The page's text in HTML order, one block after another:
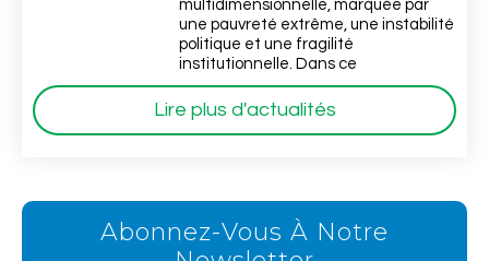
multidimensionnelle, marquée par
une pauvreté extrême, une instabilité
politique et une fragilité
institutionnelle. Dans ce
Lire plus d'actualités
Abonnez-Vous À Notre